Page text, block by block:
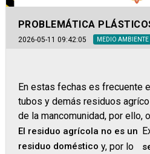
PROBLEMÁTICA
2026-05-11 09:42:05 MEDIO AMBIENTE
En estas fechas es frecuente
tubos y demás residuos
de la mancomunidad, por ello,
El residuo agrícola no es un
residuo doméstico y, por lo